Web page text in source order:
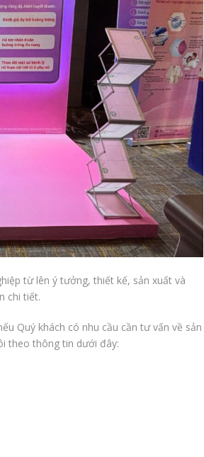
từ lên ý tưởng, thiết kế, sản xuất và
chi tiết.
Quý khách có nhu cầu cần tư vấn về sản
theo thông tin dưới đây: